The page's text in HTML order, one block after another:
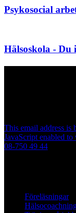
Psykosocial
Hälsoskola - Du
This email address is
JavaScript enabled
08-750 49 44
Föreläsningar